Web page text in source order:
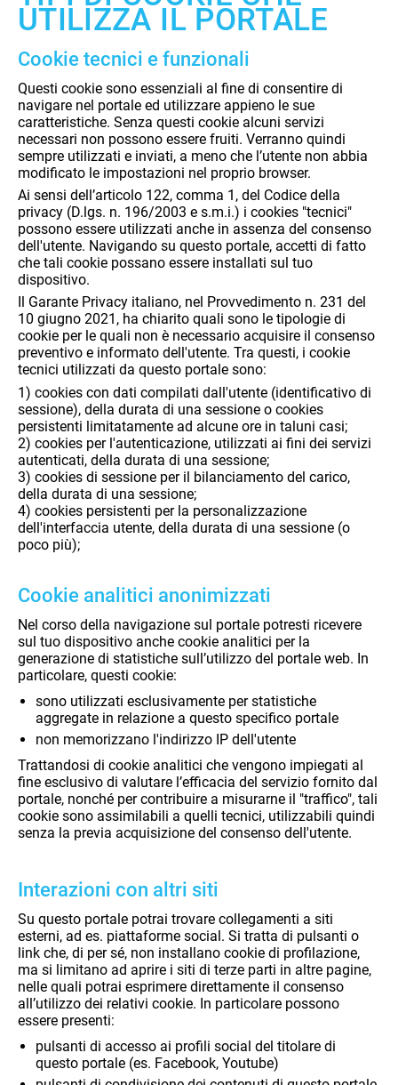
UTILIZZA IL PORTALE
Cookie tecnici e funzionali
Questi cookie sono essenziali al fine di consentire di
navigare nel portale ed utilizzare appieno le sue
caratteristiche. Senza questi cookie alcuni servizi
necessari non possono essere fruiti. Verranno quindi
sempre utilizzati e inviati, a meno che l’utente non abbia
modificato le impostazioni nel proprio browser.
Ai sensi dell’articolo 122, comma 1, del Codice della
privacy (D.lgs. n. 196/2003 e s.m.i.) i cookies "tecnici"
possono essere utilizzati anche in assenza del consenso
dell'utente. Navigando su questo portale, accetti di fatto
che tali cookie possano essere installati sul tuo
dispositivo.
Il Garante Privacy italiano, nel Provvedimento n. 231 del
10 giugno 2021, ha chiarito quali sono le tipologie di
cookie per le quali non è necessario acquisire il consenso
preventivo e informato dell'utente. Tra questi, i cookie
tecnici utilizzati da questo portale sono:
1) cookies con dati compilati dall'utente (identificativo di
sessione), della durata di una sessione o cookies
persistenti limitatamente ad alcune ore in taluni casi;
2) cookies per l'autenticazione, utilizzati ai fini dei servizi
autenticati, della durata di una sessione;
3) cookies di sessione per il bilanciamento del carico,
della durata di una sessione;
4) cookies persistenti per la personalizzazione
dell'interfaccia utente, della durata di una sessione (o
poco più);
Cookie analitici anonimizzati
Nel corso della navigazione sul portale potresti ricevere
sul tuo dispositivo anche cookie analitici per la
generazione di statistiche sull’utilizzo del portale web. In
particolare, questi cookie:
sono utilizzati esclusivamente per statistiche
aggregate in relazione a questo specifico portale
non memorizzano l'indirizzo IP dell'utente
Trattandosi di cookie analitici che vengono impiegati al
fine esclusivo di valutare l’efficacia del servizio fornito dal
portale, nonché per contribuire a misurarne il "traffico", tali
cookie sono assimilabili a quelli tecnici, utilizzabili quindi
senza la previa acquisizione del consenso dell'utente.
Interazioni con altri siti
Su questo portale potrai trovare collegamenti a siti
esterni, ad es. piattaforme social. Si tratta di pulsanti o
link che, di per sé, non installano cookie di profilazione,
ma si limitano ad aprire i siti di terze parti in altre pagine,
nelle quali potrai esprimere direttamente il consenso
all’utilizzo dei relativi cookie. In particolare possono
essere presenti:
pulsanti di accesso ai profili social del titolare di
questo portale (es. Facebook, Youtube)